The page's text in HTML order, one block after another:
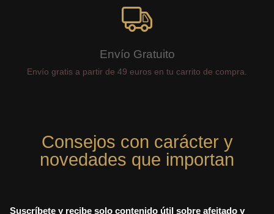
Envío Gratuito
Envío gratis a partir de 49 euros en tu carrito de compra.
Consejos con carácter y
novedades que importan
Suscríbete y recibe solo contenido útil sobre afeitado y